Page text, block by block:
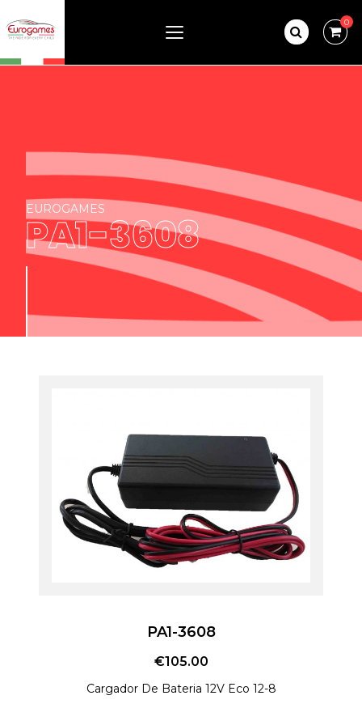
0
EUROGAMES
PA1-3608
PA1-3608
€105.00
Cargador De Bateria 12V Eco 12-8